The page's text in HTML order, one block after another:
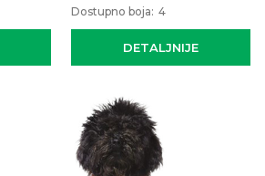
DETALJNIJE
Dostupno boja: 4